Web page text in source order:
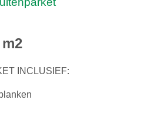
INCLUSIEF: